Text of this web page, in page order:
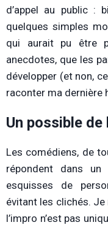
d’appel au public :
quelques simples
qui aurait pu être
anecdotes, que les
développer (et non,
raconter ma dernière
Un possible de
Les comédiens, de
répondent dans un
esquisses de
évitant les clichés. Je
l’impro n’est pas